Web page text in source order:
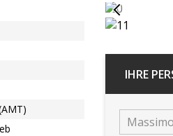
IHRE